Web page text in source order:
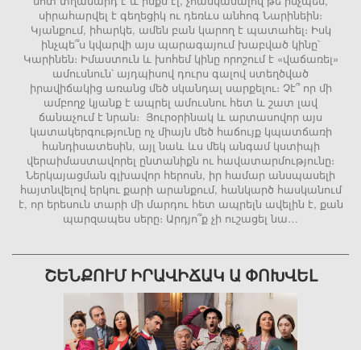
սիրահարվել է գեղեցիկ ու դեռևս անհոգ Նարինեին։
Կյանքում, իհարկե, ամեն բան կարող է պատահել։ Իսկ
ինչպե՞ս կվարվի այս պարագայում խաբված կինը՝
Կարինեն։ Իմաստուն և խոհեմ կինը որոշում է «վաճառել»
ամուսնուն՝ այդպիսով դուրս գալով ստեղծված
իրավիճակից առանց մեծ սկանդալ սարքելու։ Չէ՞ որ մի
ամբողջ կյանք է ապրել ամուսնու հետ և շատ լավ
ճանաչում է նրան։ Յուրօրինակ և արտասովոր այս
կատակերգությունը ոչ միայն մեծ հաճույք կպատճառի
հանդիսատեսին, այլ նաև ևս մեկ անգամ կստիպի
վերաիմաստավորել ընտանիքն ու հավատարմությունը։
Ներկայացման գլխավոր հերոսն, իր համար անսպասելի
հայտնվելով երկու քարի արանքում, հանկարծ հասկանում
է, որ երեսուն տարի մի մարդու հետ ապրելն ավելին է, քան
պարզապես սերը։ Արդյո՞ք չի ուշացել նա…
ՇԵՆՔՈՒՄ ԻՐԱՎԻՃԱԿ Ա ՓՈԽՎԵԼ